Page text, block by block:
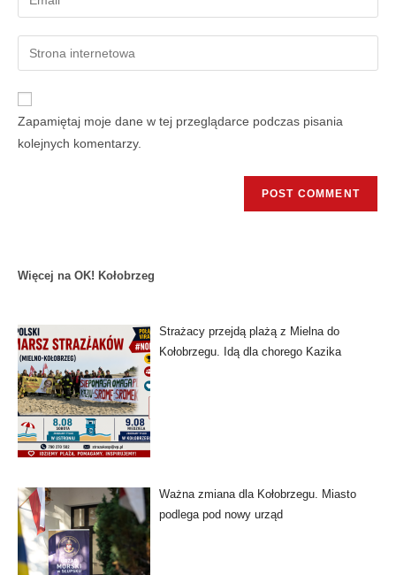
Zapamiętaj moje dane w tej przeglądarce podczas pisania
kolejnych komentarzy.
Więcej na OK! Kołobrzeg
Strażacy przejdą plażą z Mielna do
Kołobrzegu. Idą dla chorego Kazika
Ważna zmiana dla Kołobrzegu. Miasto
podlega pod nowy urząd